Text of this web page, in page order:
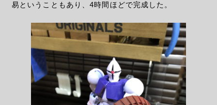
易ということもあり、4時間ほどで完成した。